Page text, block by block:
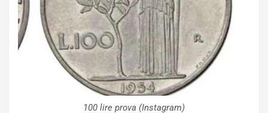
100 lire prova (Instagram)